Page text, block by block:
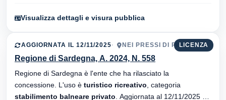
Visualizza dettagli e visura pubblica
LICENZA
AGGIORNATA IL 12/11/2025 NEI PRESSI DI PISCINAS
Regione di Sardegna, A. 2024, N. 558
Regione di Sardegna è l'ente che ha rilasciato la
concessione. L'uso è turistico ricreativo , categoria
stabilimento balneare privato